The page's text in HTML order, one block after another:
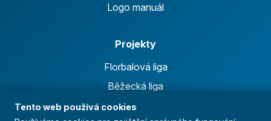
Logo manuál
Projekty
Florbalová liga
Běžecká liga
Ficep
Tento web používá cookies